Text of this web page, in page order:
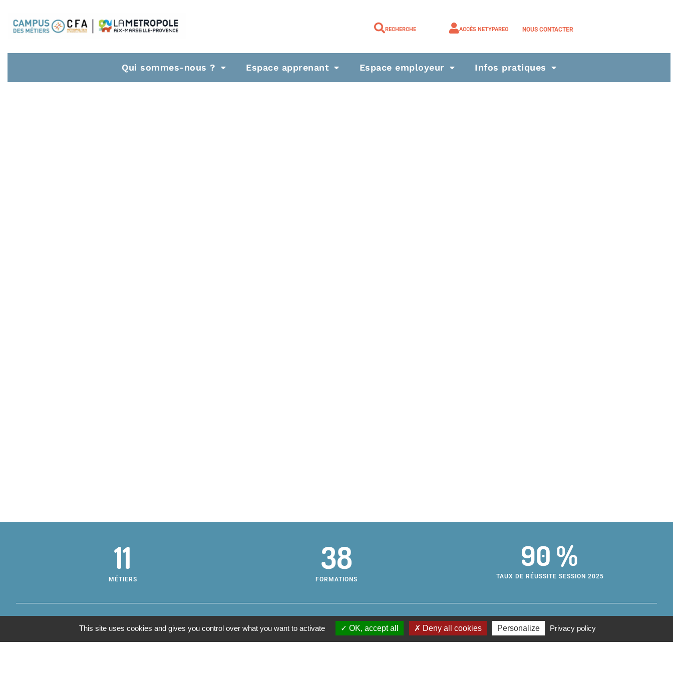
RECHERCHE ACCÈS NETYPAREO NOUS CONTACTER
Qui sommes-nous ? Espace apprenant Espace employeur Infos pratiques
11
MÉTIERS
38
FORMATIONS
90 %
TAUX DE RÉUSSITE SESSION 2025
Infos pratiques
Centre de formation d’apprentis métropolitain
This site uses cookies and gives you control over what you want to activate OK, accept all Deny all cookies Personalize Privacy policy